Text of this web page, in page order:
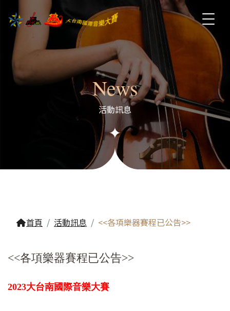
News
活動訊息
首頁 活動訊息 <<各項樂器賽程已公告>>
<<各項樂器賽程已公告>>
2023大台南國際音樂大賽